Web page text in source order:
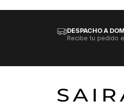
DESPACHO A
Recibe tu pedido